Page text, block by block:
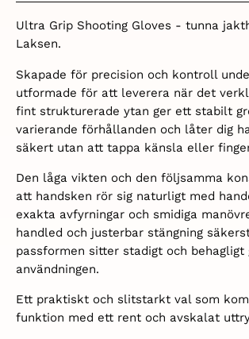
Ultra Grip Shooting Gloves - tunna
Laksen.
Skapade för precision och kontroll
utformade för att leverera när det
fint strukturerade ytan ger ett stabilt
varierande förhållanden och låter dig
säkert utan att tappa känsla eller
Den låga vikten och den följsamma
att handsken rör sig naturligt med
exakta avfyrningar och smidiga
handled och justerbar stängning
passformen sitter stadigt och behagligt
användningen.
Ett praktiskt och slitstarkt val som
funktion med ett rent och avskalat